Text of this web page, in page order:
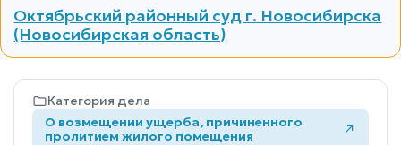
Октябрьский районный суд г. Новосибирска
(Новосибирская область)
Категория дела
О возмещении ущерба, причиненного
пролитием жилого помещения